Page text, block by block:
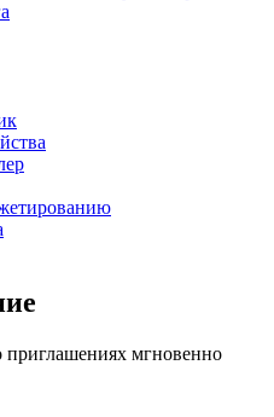
приглашениях мгновенно